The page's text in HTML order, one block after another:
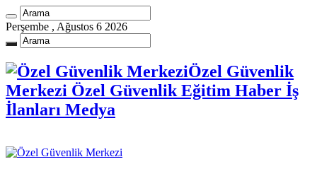
Perşembe , Ağustos 6 2026
Özel Güvenlik
Merkezi Özel Güvenlik Eğitim Haber İş
İlanları Medya